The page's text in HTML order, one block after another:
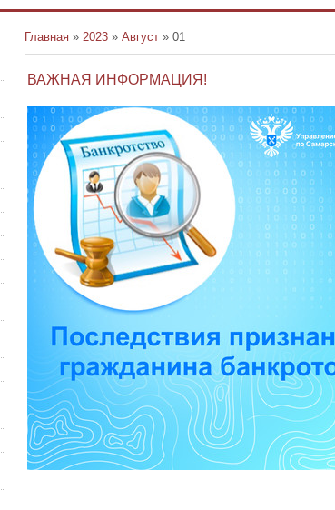
Главная » 2023 » Август » 01
ВАЖНАЯ ИНФОРМАЦИЯ!